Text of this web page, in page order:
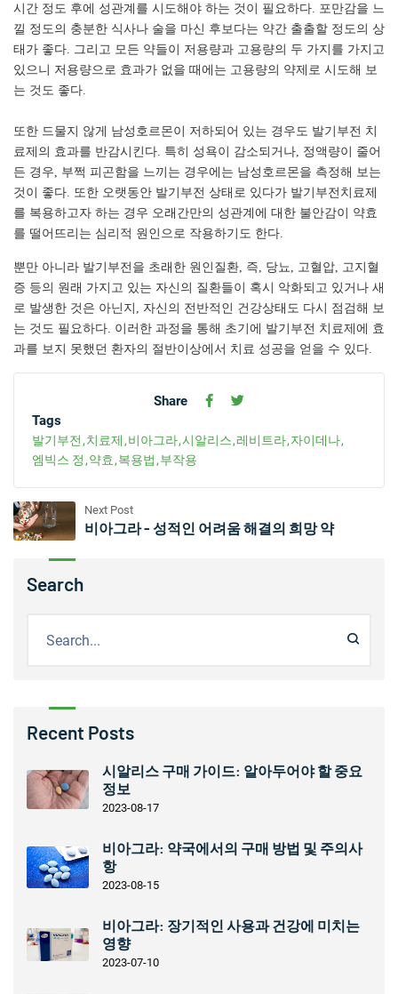
시간 정도 후에 성관계를 시도해야 하는 것이 필요하다. 포만감을 느
낄 정도의 충분한 식사나 술을 마신 후보다는 약간 출출할 정도의 상
태가 좋다. 그리고 모든 약들이 저용량과 고용량의 두 가지를 가지고
있으니 저용량으로 효과가 없을 때에는 고용량의 약제로 시도해 보
는 것도 좋다.
또한 드물지 않게 남성호르몬이 저하되어 있는 경우도 발기부전 치
료제의 효과를 반감시킨다 . 특히 성욕이 감소되거나, 정액량이 줄어
든 경우, 부쩍 피곤함을 느끼는 경우에는 남성호르몬을 측정해 보는
것이 좋다. 또한 오랫동안 발기부전 상태로 있다가 발기부전치료제
를 복용하고자 하는 경우 오래간만의 성관계에 대한 불안감이 약효
를 떨어뜨리는 심리적 원인으로 작용하기도 한다.
뿐만 아니라 발기부전을 초래한 원인질환 , 즉, 당뇨, 고혈압, 고지혈
증 등의 원래 가지고 있는 자신의 질환들이 혹시 악화되고 있거나 새
로 발생한 것은 아닌지, 자신의 전반적인 건강상태도 다시 점검해 보
는 것도 필요하다. 이러한 과정을 통해 초기에 발기부전 치료제에 효
과를 보지 못했던 환자의 절반이상에서 치료 성공을 얻을 수 있다.
Share
Tags
발기부전 치료제 비아그라 시알리스 레비트라 자이데나
엠빅스 정 약효 복용법 부작용
Next Post
비아그라 - 성적인 어려움 해결의 희망 약
Search
Recent Posts
시알리스 구매 가이드: 알아두어야 할 중요
정보
2023-08-17
비아그라: 약국에서의 구매 방법 및 주의사
항
2023-08-15
비아그라: 장기적인 사용과 건강에 미치는
영향
2023-07-10